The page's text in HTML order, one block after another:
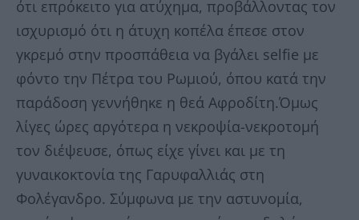
ότι επρόκειτο για ατύχημα, προβάλλοντας τον
ισχυρισμό ότι η άτυχη κοπέλα έπεσε στον
γκρεμό στην προσπάθεια να βγάλει selfie με
φόντο την Πέτρα του Ρωμιού, όπου κατά την
παράδοση γεννήθηκε η θεά Αφροδίτη.Όμως
λίγες ώρες αργότερα η νεκροψία-νεκροτομή
τον διέψευσε, όπως είχε γίνει και με τη
γυναικοκτονία της Γαρυφαλλιάς στη
Φολέγανδρο. Σύμφωνα με την αστυνομία,